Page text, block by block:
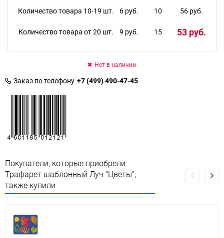
Количество товара 10-19 шт. 6 руб. 10 56 руб.
Количество товара от 20 шт. 9 руб. 15 53 руб.
Нет в наличии
Заказ по телефону +7 (499) 490-47-45
Покупатели, которые приобрели
Трафарет шаблонный Луч "Цветы",
также купили